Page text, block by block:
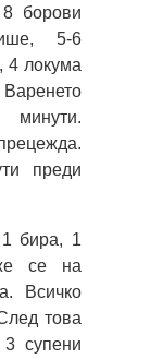
борови
5-6
4 локума
преди
бира, 1
се на
Всичко
това
супени